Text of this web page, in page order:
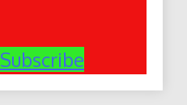
Subscribe